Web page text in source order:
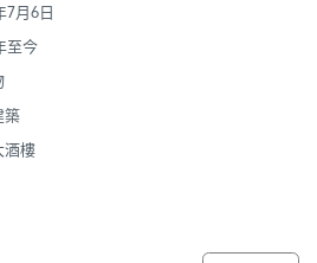
7月6日
至今
築
酒樓